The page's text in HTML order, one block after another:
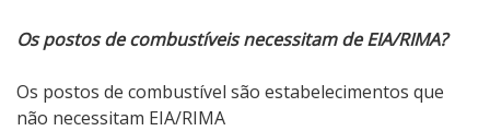
Os postos de combustíveis necessitam de EIA/RIMA?
Os postos de combustível são estabelecimentos que
não necessitam EIA/RIMA